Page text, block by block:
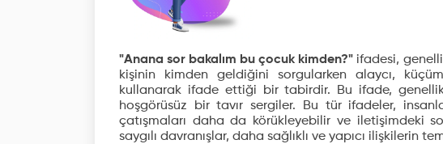
"Anana sor bakalım bu çocuk kimden?" ifadesi,
kişinin kimden geldiğini sorgularken alaycı,
kullanarak ifade ettiği bir tabirdir. Bu ifade,
hoşgörüsüz bir tavır sergiler. Bu tür ifadeler,
çatışmaları daha da körükleyebilir ve iletişimdeki
saygılı davranışlar, daha sağlıklı ve yapıcı ilişkilerin